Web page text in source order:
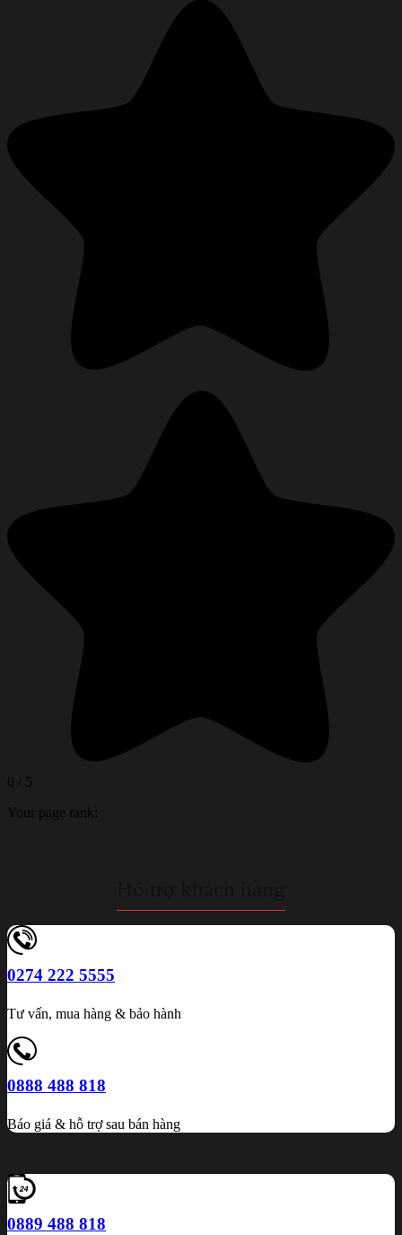
0
5
Your page rank:
0274 222 5555
Tư vấn, mua hàng & bảo hành
0888 488 818
Báo giá & hỗ trợ sau bán hàng
0889 488 818